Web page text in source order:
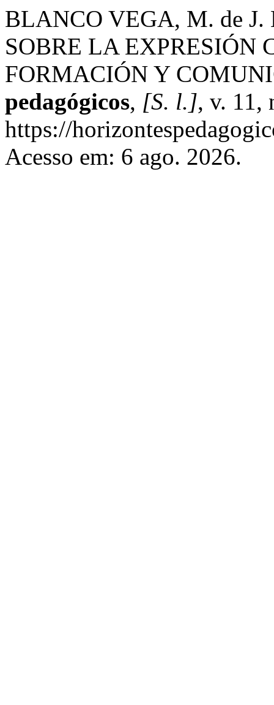
BLANCO VEGA, M. de J.
SOBRE LA EXPRESIÓN
FORMACIÓN Y
pedagógicos, [S. l.], v. 11,
https://
Acesso em: 6 ago. 2026.